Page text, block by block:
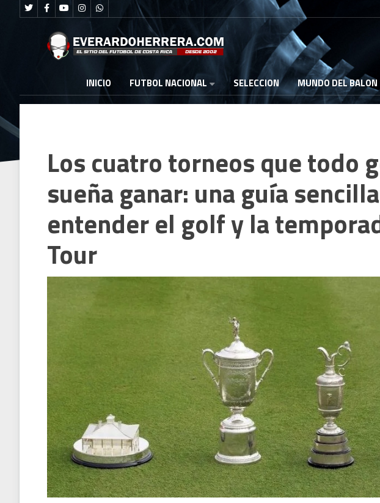
INICIO FUTBOL NACIONAL SELECCION MUNDO DEL BALON
Los cuatro torneos que todo
sueña ganar: una guía
entender el golf y la
Tour